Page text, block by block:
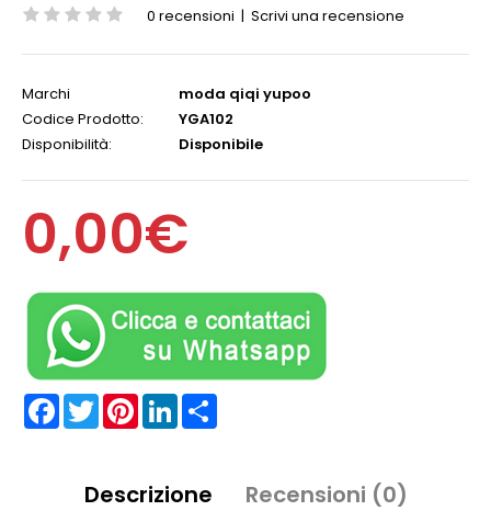
0 recensioni | Scrivi una recensione
Marchi
moda qiqi yupoo
Codice Prodotto:
YGA102
Disponibilità:
Disponibile
0,00€
Facebook
TwitterPinterestLinkedIn
Descrizione Recensioni (0)